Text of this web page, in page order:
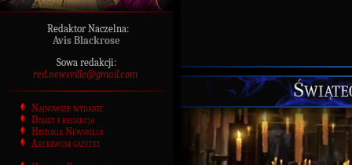
Redaktor Naczelna:
Avis Blackrose
Sowa redakcji:
red.newsville@gmail.com
Najnowsze wydanie
Działy i redakcja
Historia Newsville
Archiwum gazetki